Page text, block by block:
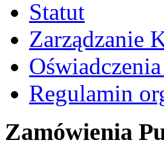
Statut
Zarządzanie
Regulamin
Zamówienia